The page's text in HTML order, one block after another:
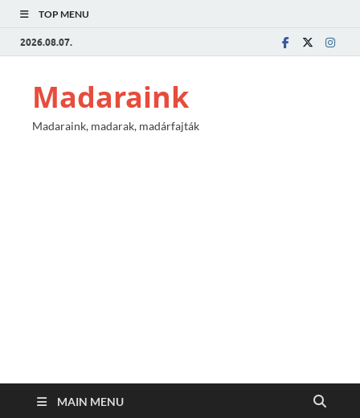
TOP MENU
2026.08.07.
Madaraink
Madaraink, madarak, madárfajták
MAIN MENU